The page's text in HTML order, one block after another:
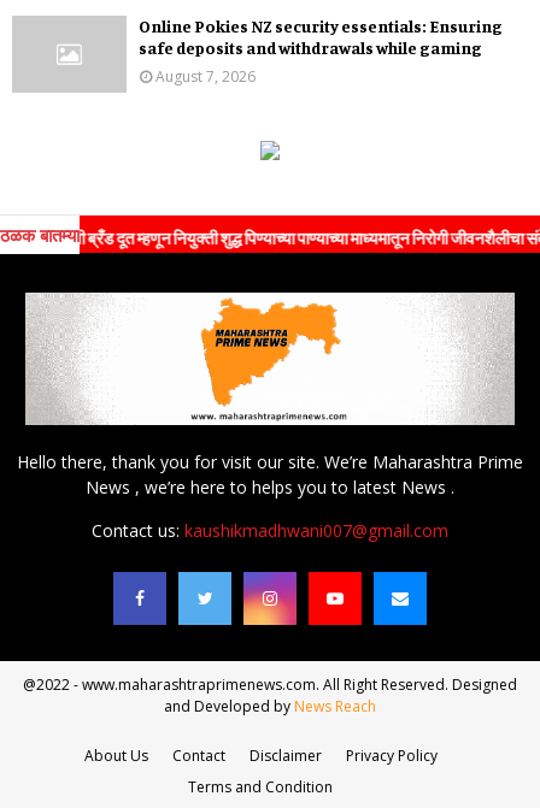
Online Pokies NZ security essentials: Ensuring
safe deposits and withdrawals while gaming
August 7, 2026
ठळक बातम्या
ब्रँड दूत म्हणून नियुक्ती शुद्ध पिण्याच्या पाण्याच्या माध्यमातून निरोगी जीवनशैलीचा संदेश
Hello there, thank you for visit our site. We’re Maharashtra Prime
News , we’re here to helps you to latest News .
Contact us: kaushikmadhwani007@gmail.com
@2022 - www.maharashtraprimenews.com. All Right Reserved. Designed
and Developed by News Reach
About Us Contact Disclaimer
Privacy Policy
Terms and Condition